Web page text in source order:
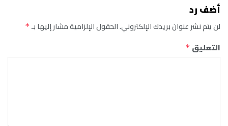
أضف رد
لن يتم نشر عنوان بريدك الإلكتروني.الحقول الإلزامية مشار إليها بـ*
التعليق *